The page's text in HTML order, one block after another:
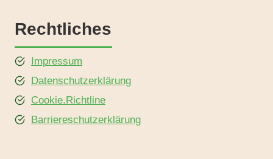
Rechtliches
Impressum
Datenschutzerklärung
Cookie.Richtline
Barriereschutzerklärung